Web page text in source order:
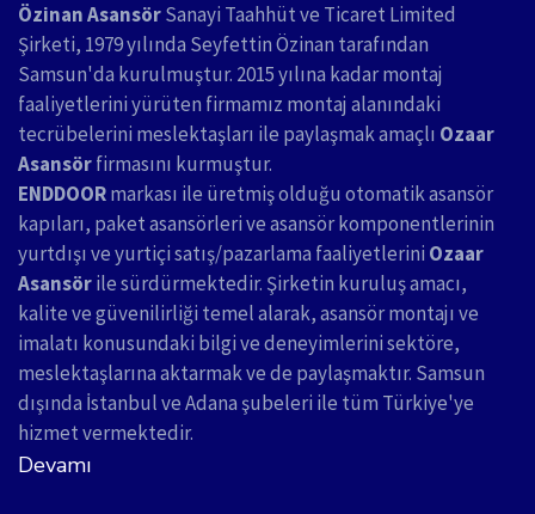
Özinan AsansörSanayi Taahhüt ve Ticaret Limited
Şirketi, 1979 yılında Seyfettin Özinan tarafından
Samsun'da kurulmuştur. 2015 yılına kadar montaj
faaliyetlerini yürüten firmamız montaj alanındaki
tecrübelerini meslektaşları ile paylaşmak amaçlı Ozaar
Asansörfirmasını kurmuştur.
ENDDOORmarkası ile üretmiş olduğu otomatik asansör
kapıları, paket asansörleri ve asansör komponentlerinin
yurtdışı ve yurtiçi satış/pazarlama faaliyetlerini Ozaar
Asansörile sürdürmektedir. Şirketin kuruluş amacı,
kalite ve güvenilirliği temel alarak, asansör montajı ve
imalatı konusundaki bilgi ve deneyimlerini sektöre,
meslektaşlarına aktarmak ve de paylaşmaktır. Samsun
dışında İstanbul ve Adana şubeleri ile tüm Türkiye'ye
hizmet vermektedir.
Devamı